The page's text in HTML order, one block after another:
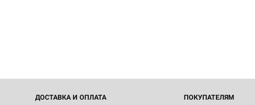
ДОСТАВКА И ОПЛАТА ПОКУПАТЕЛЯМ